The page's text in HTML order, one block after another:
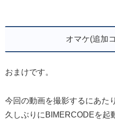
オマケ(追加
おまけです。
今回の動画を撮影するにあたり
久しぶりにBIMERCODEを起